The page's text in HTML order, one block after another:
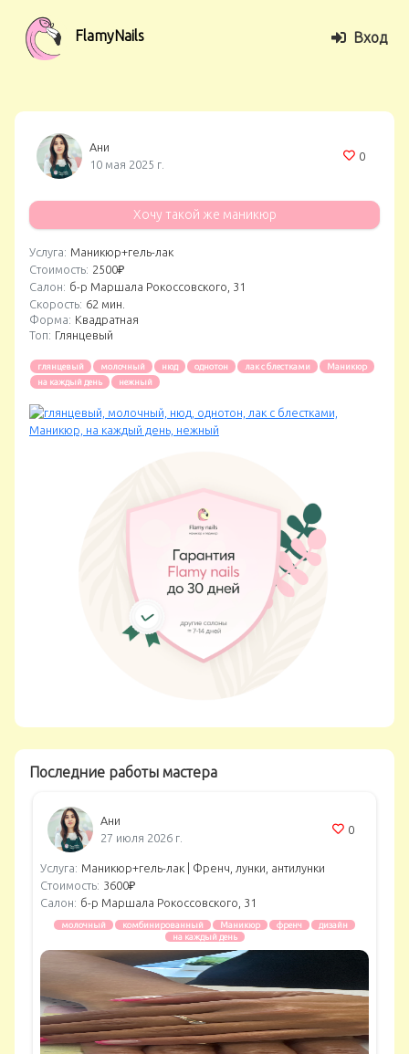
FlamyNails Вход
Ани
10 мая 2025 г.
0
Хочу такой же маникюр
Услуга: Маникюр+гель-лак
Стоимость: 2500₽
Салон: б-р Маршала Рокоссовского, 31
Скорость: 62 мин.
Форма: Квадратная
Топ: Глянцевый
глянцевый молочный нюд однотон лак с блестками
Маникюр
на каждый день
нежный
Последние работы мастера
Ани
27 июля 2026 г.
0
Услуга: Маникюр+гель-лак | Френч, лунки, антилунки
Стоимость: 3600₽
Салон: б-р Маршала Рокоссовского, 31
молочный комбинированный Маникюр френч
дизайн
на каждый день